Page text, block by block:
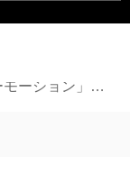
「ポロ ブルーモーション」を300台限定発売